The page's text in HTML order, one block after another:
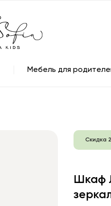
Мебель для
Скидка
Шкаф